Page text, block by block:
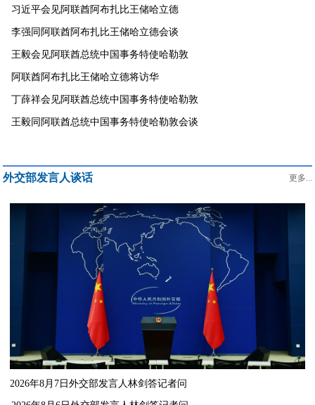
习近平会见阿联酋阿布扎比王储哈立德
李强同阿联酋阿布扎比王储哈立德会谈
​王毅会见阿联酋总统中国事务特使哈勒敦
阿联酋阿布扎比王储哈立德将访华
丁薛祥会见阿联酋总统中国事务特使哈勒敦
王毅同阿联酋总统中国事务特使哈勒敦会谈
外交部发言人谈话 更多...
2026年8月7日外交部发言人林剑答记者问